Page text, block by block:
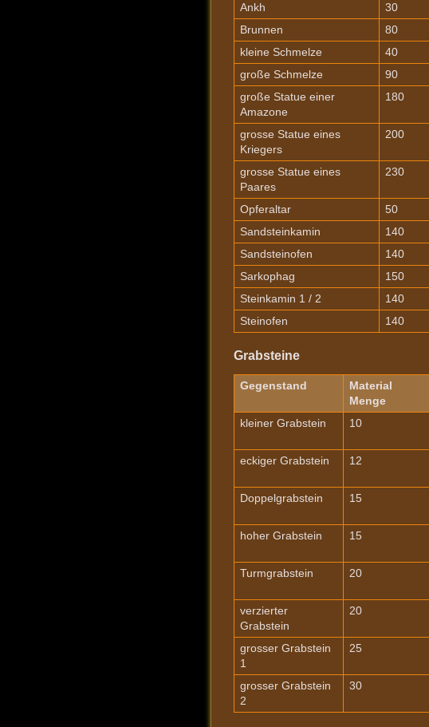
Ankh 30
Brunnen
80
kleine Schmelze
40
große Schmelze
90
große Statue einer
Amazone
180
grosse Statue eines
Kriegers
200
grosse Statue eines
Paares
230
Opferaltar
50
Sandsteinkamin
140
Sandsteinofen
140
Sarkophag
150
Steinkamin 1 / 2
140
Steinofen
140
Grabsteine
Gegenstand
Material
Menge
kleiner Grabstein 10
eckiger Grabstein
12
Doppelgrabstein
15
hoher Grabstein
15
Turmgrabstein
20
verzierter
Grabstein
20
grosser Grabstein
1
25
grosser Grabstein
2
30